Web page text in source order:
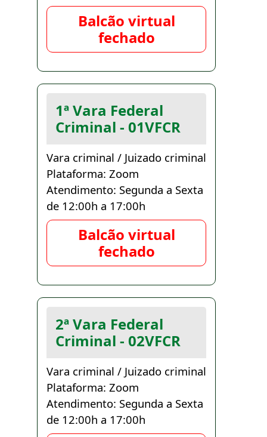
Balcão virtual
fechado
1ª Vara Federal
Criminal - 01VFCR
Vara criminal / Juizado criminal
Plataforma: Zoom
Atendimento: Segunda a Sexta
de 12:00h a 17:00h
Balcão virtual
fechado
2ª Vara Federal
Criminal - 02VFCR
Vara criminal / Juizado criminal
Plataforma: Zoom
Atendimento: Segunda a Sexta
de 12:00h a 17:00h